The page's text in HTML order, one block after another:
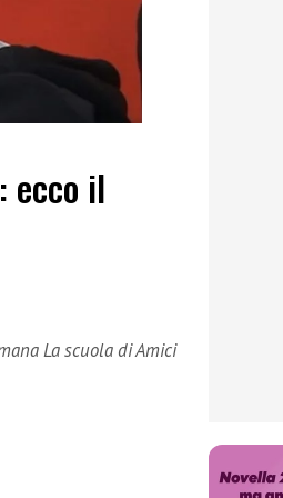
ecco il
La scuola di Amici